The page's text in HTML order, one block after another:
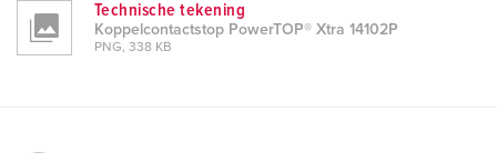
Technische tekening
Koppelcontactstop PowerTOP® Xtra 14102P
PNG, 338 KB